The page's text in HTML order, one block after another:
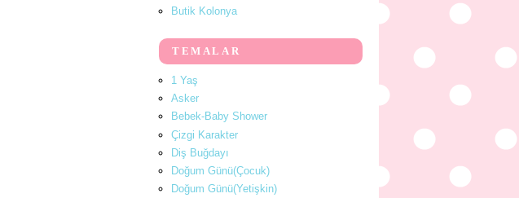
Butik Kolonya
TEMALAR
1 Yaş
Asker
Bebek-Baby Shower
Çizgi Karakter
Diş Buğdayı
Doğum Günü(Çocuk)
Doğum Günü(Yetişkin)